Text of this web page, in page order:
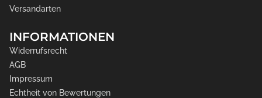
Versandarten
INFORMATIONEN
Widerrufsrecht
AGB
Impressum
Echtheit von Bewertungen